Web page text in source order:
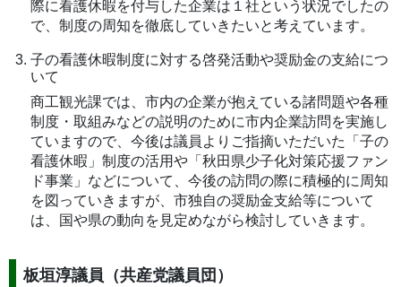
際に看護休暇を付与した企業は１社という状況でしたの
で、制度の周知を徹底していきたいと考えています。
子の看護休暇制度に対する啓発活動や奨励金の支給につ
いて
商工観光課では、市内の企業が抱えている諸問題や各種
制度・取組みなどの説明のために市内企業訪問を実施し
ていますので、今後は議員よりご指摘いただいた「子の
看護休暇」制度の活用や「秋田県少子化対策応援ファン
ド事業」などについて、今後の訪問の際に積極的に周知
を図っていきますが、市独自の奨励金支給等について
は、国や県の動向を見定めながら検討していきます。
板垣淳議員（共産党議員団）